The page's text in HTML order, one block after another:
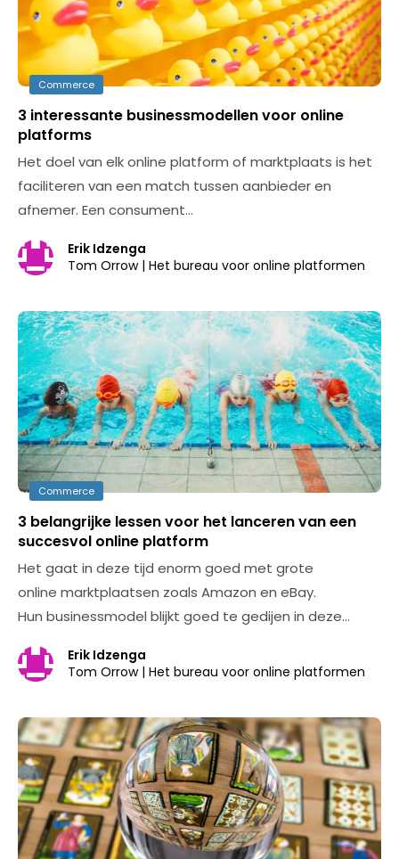
Commerce
3 interessante businessmodellen voor online
platforms
Het doel van elk online platform of marktplaats is het
faciliteren van een match tussen aanbieder en
afnemer. Een consument…
Erik Idzenga
Tom Orrow | Het bureau voor online platformen
Commerce
3 belangrijke lessen voor het lanceren van een
succesvol online platform
Het gaat in deze tijd enorm goed met grote
online marktplaatsen zoals Amazon en eBay.
Hun businessmodel blijkt goed te gedijen in deze…
Erik Idzenga
Tom Orrow | Het bureau voor online platformen